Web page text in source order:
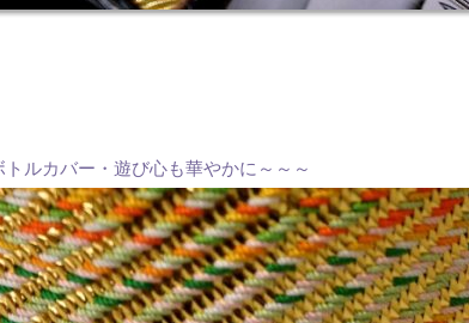
トルカバー・遊び心も華やかに～～～